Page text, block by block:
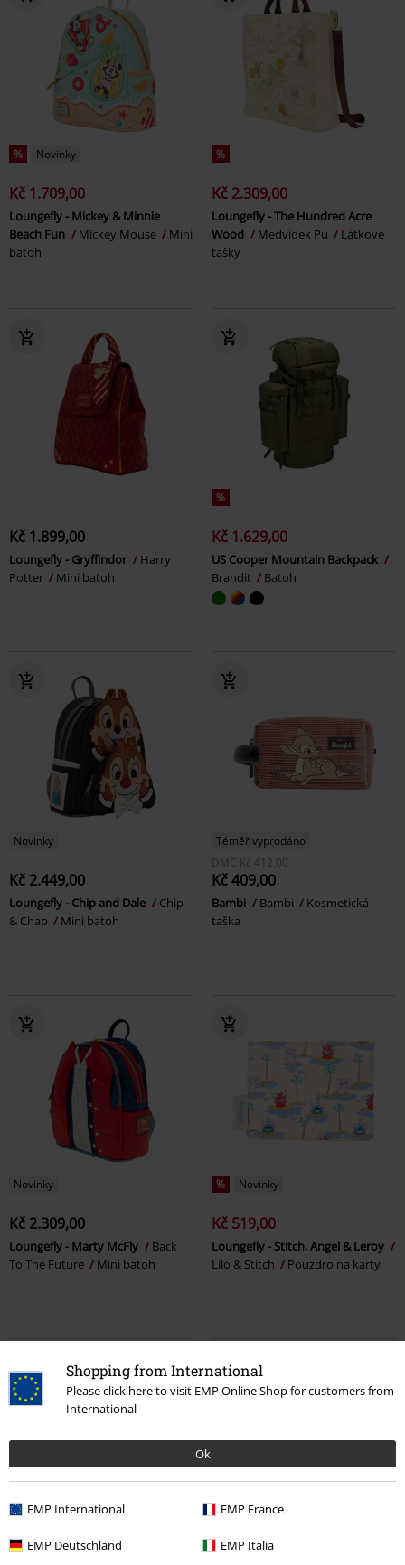
Shopping from International
Please click here to visit EMP Online Shop for customers from
International
Ok
EMP International EMP France
EMP Deutschland EMP Italia
% Novinky
Kč 1.709,00
Loungefly - Mickey & Minnie
Beach Fun
Mickey Mouse
Mini
batoh
%
Kč 2.309,00
Loungefly - The Hundred Acre
Wood
Medvídek Pu
Látkové
tašky
Kč 1.899,00
Loungefly - Gryffindor
Harry
Potter
Mini batoh
%
Kč 1.629,00
US Cooper Mountain Backpack
Brandit
Batoh
Novinky
Kč 2.449,00
Loungefly - Chip and Dale
Chip
& Chap
Mini batoh
Téměř vyprodáno
DMC
Kč 412,00
Kč 409,00
Bambi Bambi
Kosmetická
taška
Novinky
Kč 2.309,00
Loungefly - Marty McFly
Back
To The Future
Mini batoh
% Novinky
Kč 519,00
Loungefly - Stitch, Angel & Leroy
Lilo & Stitch
Pouzdro na karty